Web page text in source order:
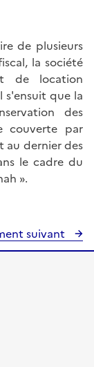
de plusieurs
la société
de location
que la
des
couverte par
au dernier des
le cadre du
».
suivant